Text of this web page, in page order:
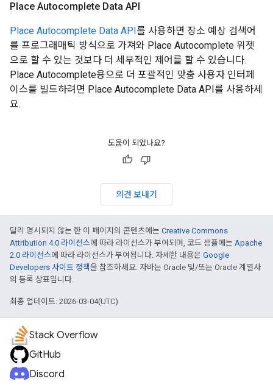
Place Autocomplete Data API
Place Autocomplete Data API를 사용하면 장소 예상 검색어
를 프로그래매틱 방식으로 가져와 Place Autocomplete 위젯
으로 할 수 있는 것보다 더 세부적인 제어를 할 수 있습니다.
Place Autocomplete용으로 더 포괄적인 맞춤 사용자 인터페
이스를 빌드하려면 Place Autocomplete Data API를 사용하세
요.
도움이 되었나요?
의견 보내기
달리 명시되지 않는 한 이 페이지의 콘텐츠에는 Creative Commons
Attribution 4.0 라이선스에 따라 라이선스가 부여되며, 코드 샘플에는 Apache
2.0 라이선스에 따라 라이선스가 부여됩니다. 자세한 내용은 Google
Developers 사이트 정책을 참조하세요. 자바는 Oracle 및/또는 Oracle 계열사
의 등록 상표입니다.
최종 업데이트: 2026-03-04(UTC)
Stack Overflow
GitHub
Discord